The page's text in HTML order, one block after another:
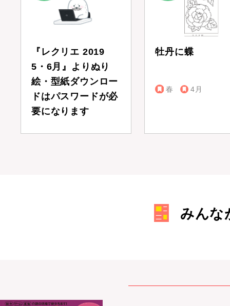
『レクリエ 2019
5・6月』よりぬり
絵・型紙ダウンロー
ドはパスワードが必
要になります
牡丹に蝶
春 4月
みんな